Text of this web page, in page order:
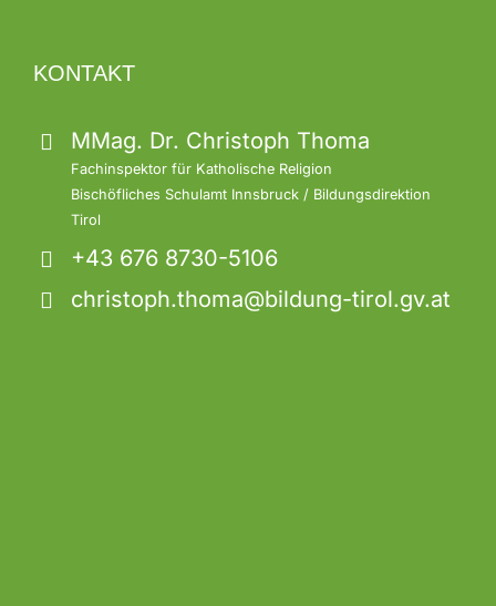
KONTAKT
MMag. Dr. Christoph Thoma
Fachinspektor für Katholische Religion
Bischöfliches Schulamt Innsbruck / Bildungsdirektion
Tirol
+43 676 8730-5106
christoph.thoma@bildung-tirol.gv.at